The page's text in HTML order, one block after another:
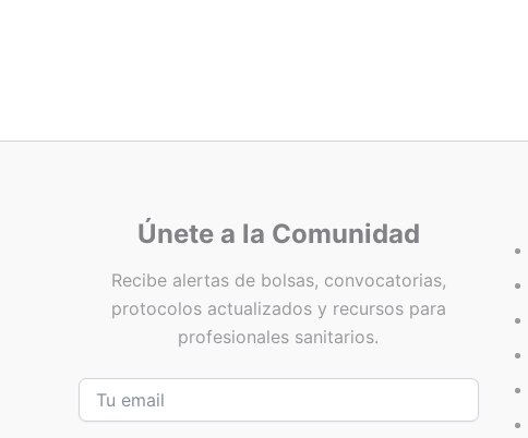
Únete a la Comunidad
Recibe alertas de bolsas, convocatorias,
protocolos actualizados y recursos para
profesionales sanitarios.